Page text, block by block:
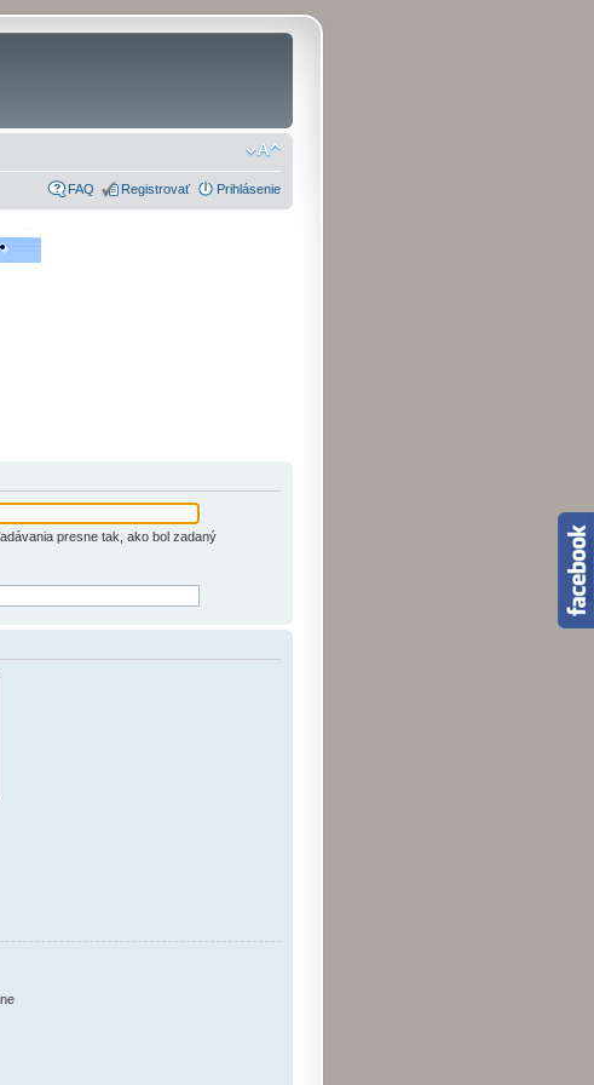
FAQ Registrovať Prihlásenie
presne tak, ako bol zadaný